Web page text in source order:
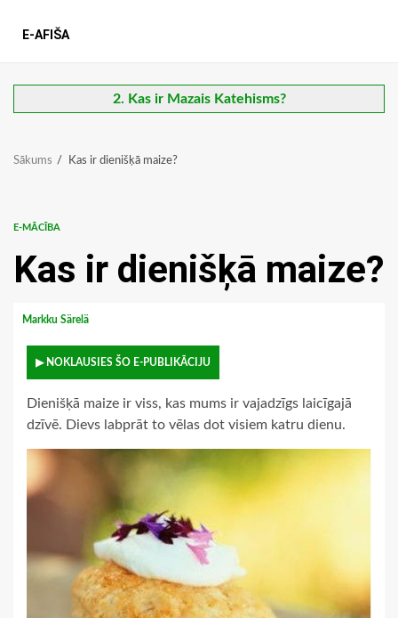
E-AFIŠA
2. Kas ir Mazais Katehisms?
Sākums Kas ir dienišķā maize?
E-MĀCĪBA
Kas ir dienišķā maize?
Markku Särelä
▶ NOKLAUSIES ŠO E-PUBLIKĀCIJU
Dienišķā maize ir viss, kas mums ir vajadzīgs laicīgajā
dzīvē. Dievs labprāt to vēlas dot visiem katru dienu.